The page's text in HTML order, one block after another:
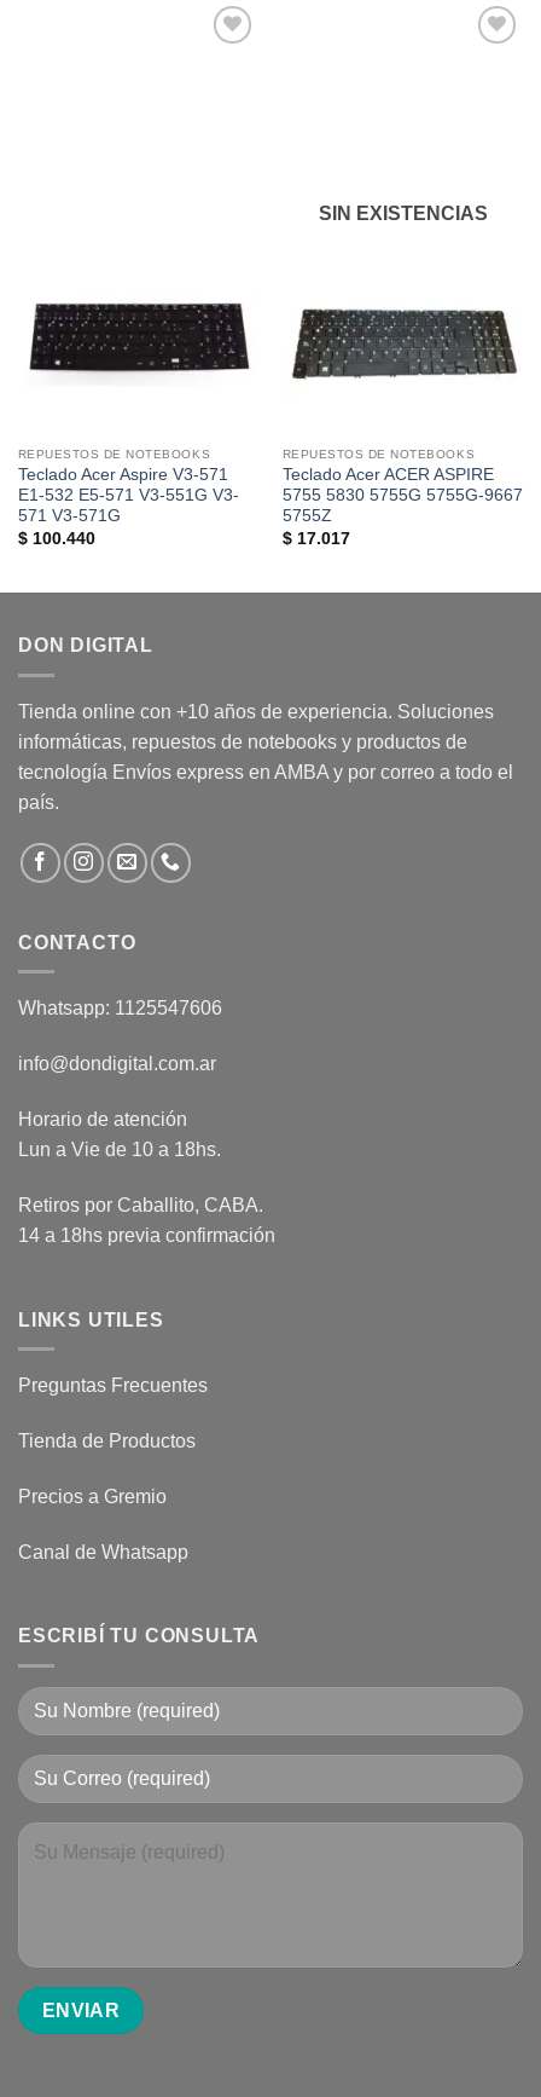
REPUESTOS DE NOTEBOOKS
Teclado Acer Aspire V3-571
E1-532 E5-571 V3-551G V3-
571 V3-571G
$100.440
SIN EXISTENCIAS
REPUESTOS DE NOTEBOOKS
Teclado Acer ACER ASPIRE
5755 5830 5755G 5755G-9667
5755Z
$17.017
DON DIGITAL
Tienda online con +10 años de experiencia. Soluciones
informáticas, repuestos de notebooks y productos de
tecnología Envíos express en AMBA y por correo a todo el
país.
CONTACTO
Whatsapp: 1125547606
info@dondigital.com.ar
Horario de atención
Lun a Vie de 10 a 18hs.
Retiros por Caballito, CABA.
14 a 18hs previa confirmación
LINKS UTILES
Preguntas Frecuentes
Tienda de Productos
Precios a Gremio
Canal de Whatsapp
ESCRIBÍ TU CONSULTA